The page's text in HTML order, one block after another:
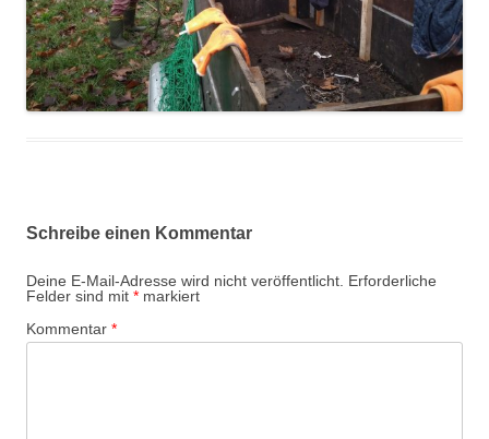
Schreibe einen Kommentar
Deine E-Mail-Adresse wird nicht veröffentlicht. Erforderliche
Felder sind mit * markiert
Kommentar *